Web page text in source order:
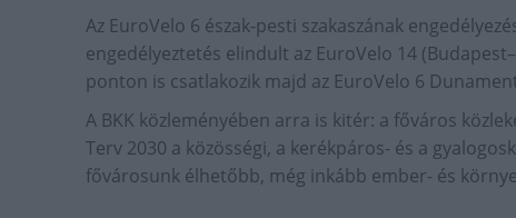
Az EuroVelo 6 észak-pesti szakaszának
engedélyeztetés elindult az EuroVelo 14
ponton is csatlakozik majd az EuroVelo 6
A BKK közleményében arra is kitér: a főváros
Terv 2030 a közösségi, a kerékpáros- és a
fővárosunk élhetőbb, még inkább ember- és